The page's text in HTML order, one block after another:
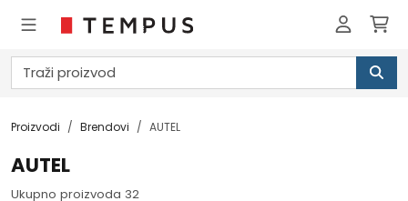
Proizvodi Brendovi AUTEL
AUTEL
Ukupno proizvoda 32